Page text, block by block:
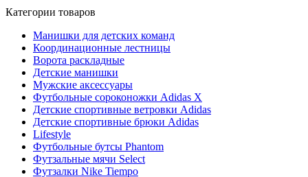
Категории товаров
Манишки для детских команд
Координационные лестницы
Ворота раскладные
Детские манишки
Мужские аксессуары
Футбольные сороконожки Adidas Х
Детские спортивные ветровки Adidas
Детские спортивные брюки Adidas
Lifestyle
Футбольные бутсы Phantom
Футзальные мячи Select
Футзалки Nike Tiempo